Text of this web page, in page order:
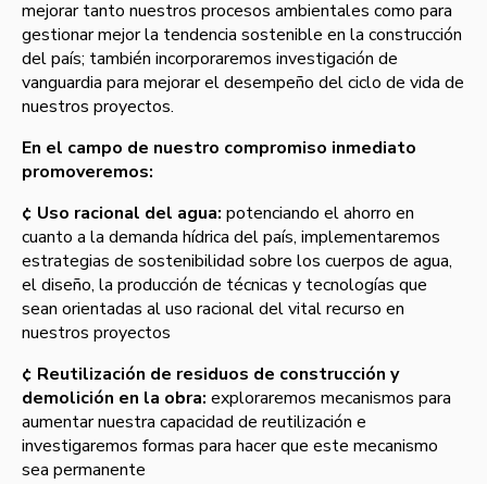
mejorar tanto nuestros procesos ambientales como para
gestionar mejor la tendencia sostenible en la construcción
del paí­s; también incorporaremos investigación de
vanguardia para mejorar el desempeño del ciclo de vida de
nuestros proyectos.
En el campo de nuestro compromiso inmediato
promoveremos:
¢ Uso racional del agua: potenciando el ahorro en
cuanto a la demanda hí­drica del paí­s, implementaremos
estrategias de sostenibilidad sobre los cuerpos de agua,
el diseño, la producción de técnicas y tecnologí­as que
sean orientadas al uso racional del vital recurso en
nuestros proyectos
¢ Reutilización de residuos de construcción y
demolición en la obra: exploraremos mecanismos para
aumentar nuestra capacidad de reutilización e
investigaremos formas para hacer que este mecanismo
sea permanente